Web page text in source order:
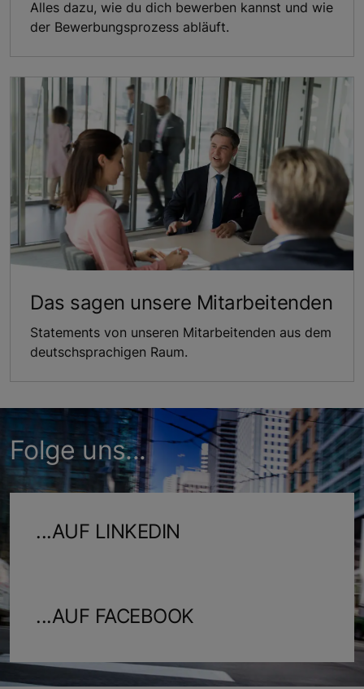
Alles dazu, wie du dich bewerben kannst und wie
der Bewerbungsprozess abläuft.
Das sagen unsere Mitarbeitenden
Statements von unseren Mitarbeitenden aus dem
deutschsprachigen Raum.
Folge uns...
...AUF LINKEDIN
...AUF FACEBOOK